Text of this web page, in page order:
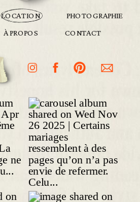
CONTACT
À PROPOS
PHOTOGRAPHIE
LOCATION